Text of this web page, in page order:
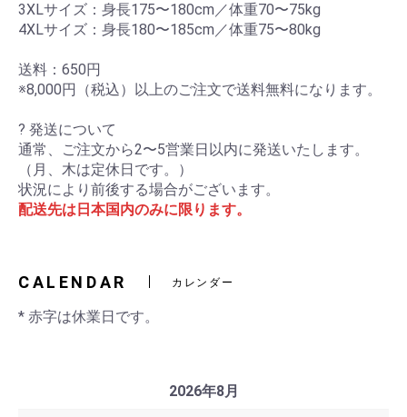
3XLサイズ：身長175〜180cm／体重70〜75kg
4XLサイズ：身長180〜185cm／体重75〜80kg
送料：650円
※8,000円（税込）以上のご注文で送料無料になります。
? 発送について
通常、ご注文から2〜5営業日以内に発送いたします。
（月、木は定休日です。）
状況により前後する場合がございます。
配送先は日本国内のみに限ります。
CALENDAR カレンダー
* 赤字は休業日です。
2026年8月